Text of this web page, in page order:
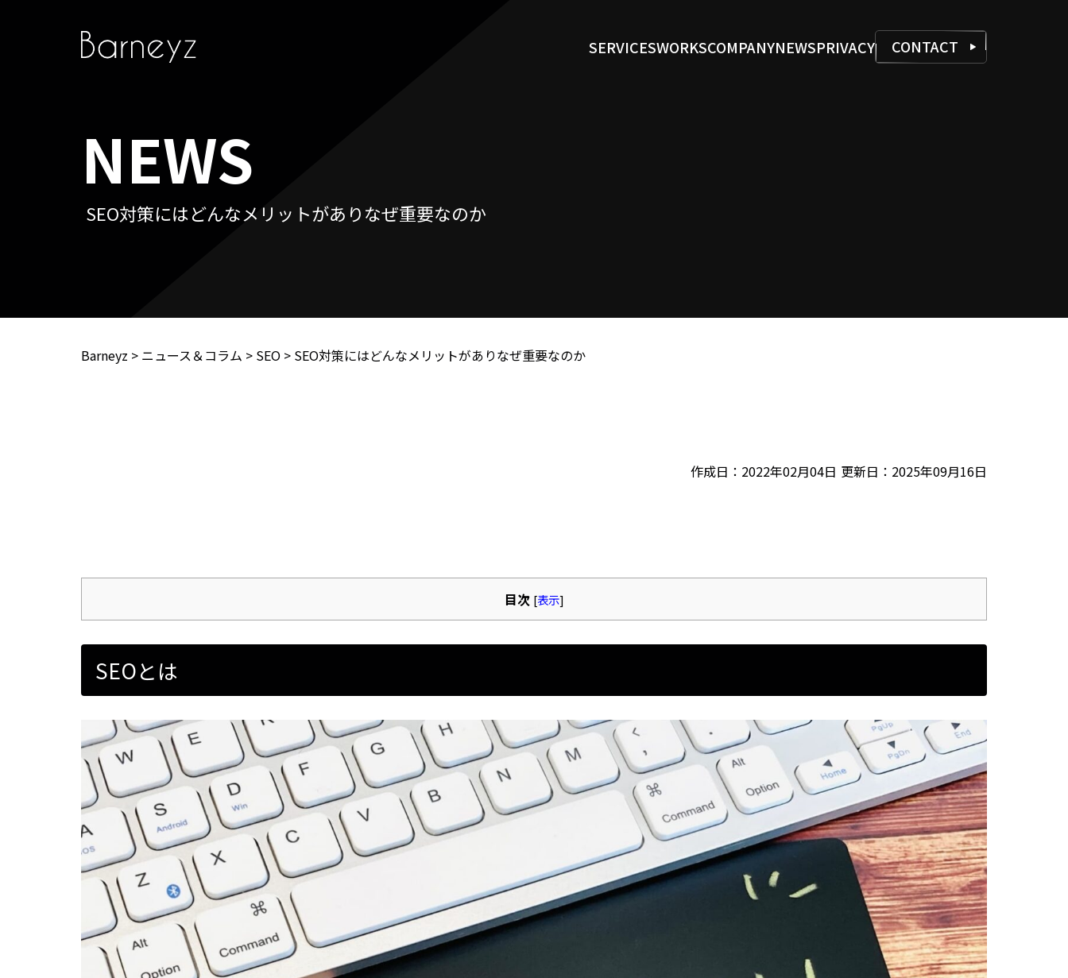
SERVICESWORKSCOMPANYNEWSPRIVACY CONTACT
NEWS
SEO対策にはどんなメリットがありなぜ重要なのか
Barneyz > ニュース＆コラム > SEO > SEO対策にはどんなメリットがありなぜ重要なのか
作成日： 2022年02月04日 更新日： 2025年09月16日
目次 [表示]
SEOとは